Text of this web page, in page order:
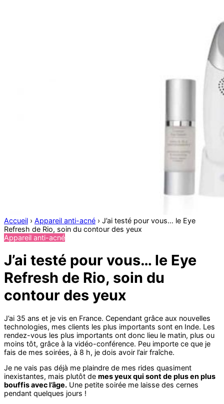
Accueil › Appareil anti-acné › J’ai testé pour vous… le Eye
Refresh de Rio, soin du contour des yeux
Appareil anti-acné
J’ai testé pour vous… le Eye
Refresh de Rio, soin du
contour des yeux
J’ai 35 ans et je vis en France. Cependant grâce aux nouvelles
technologies, mes clients les plus importants sont en Inde. Les
rendez-vous les plus importants ont donc lieu le matin, plus ou
moins tôt, grâce à la vidéo-conférence. Peu importe ce que je
fais de mes soirées, à 8 h, je dois avoir l’air fraîche.
Je ne vais pas déjà me plaindre de mes rides quasiment
inexistantes, mais plutôt de mes yeux qui sont de plus en plus
bouffis avec l’âge. Une petite soirée me laisse des cernes
pendant quelques jours !